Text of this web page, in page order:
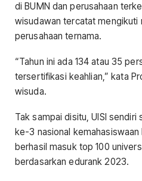
di BUMN dan perusahaan
wisudawan tercatat
perusahaan ternama.
“Tahun ini ada 134 atau 35
tersertifikasi keahlian,” kata
wisuda.
Tak sampai disitu, UISI
ke-3 nasional
berhasil masuk top 100
berdasarkan edurank 2023.